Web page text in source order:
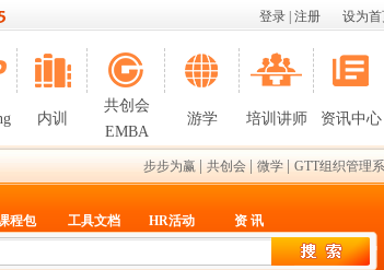
设为
登录 注册
内训
共创会
EMBA
游学 培训讲师 资讯中心
步步为赢 共创会 微学 GTT组织管理
程包 工具文档 HR活动 资 讯